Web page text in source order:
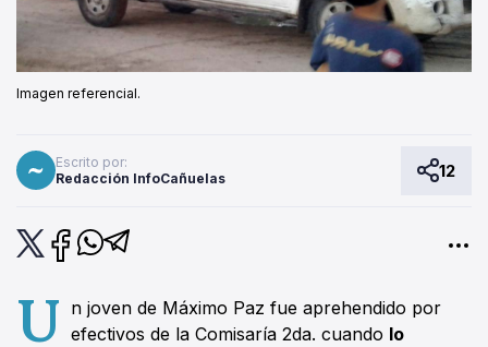
Imagen referencial.
Escrito por:
Redacción InfoCañuelas
12
U n joven de Máximo Paz fue aprehendido por
efectivos de la Comisaría 2da. cuando lo